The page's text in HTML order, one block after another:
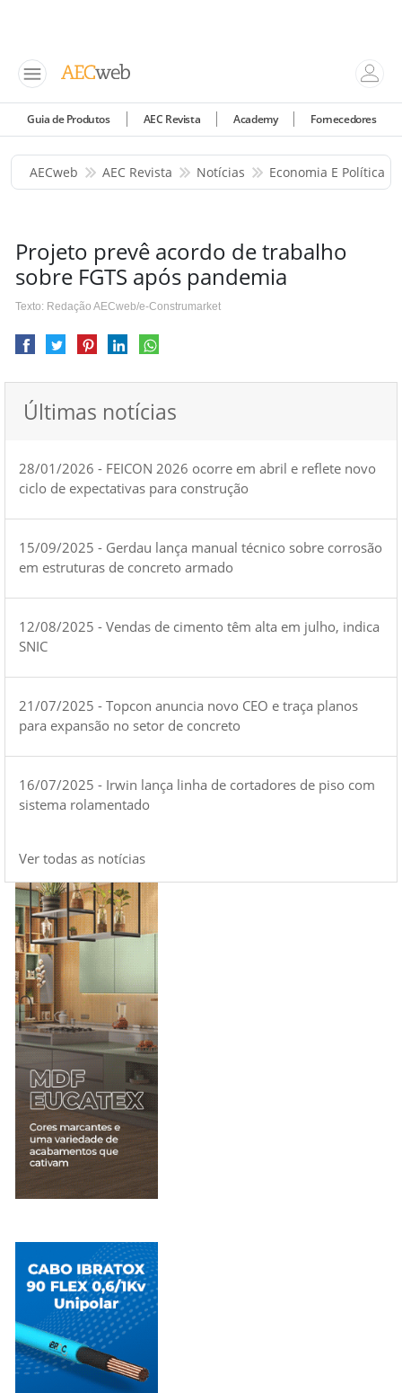
Guia de Produtos AEC Revista Academy Fornecedores
AECweb AEC Revista Notícias Economia E Política
Projeto prevê acordo de trabalho
sobre FGTS após pandemia
Texto: Redação AECweb/e-Construmarket
Últimas notícias
28/01/2026 - FEICON 2026 ocorre em abril e reflete novo
ciclo de expectativas para construção
15/09/2025 - Gerdau lança manual técnico sobre corrosão
em estruturas de concreto armado
12/08/2025 - Vendas de cimento têm alta em julho, indica
SNIC
21/07/2025 - Topcon anuncia novo CEO e traça planos
para expansão no setor de concreto
16/07/2025 - Irwin lança linha de cortadores de piso com
sistema rolamentado
Ver todas as notícias